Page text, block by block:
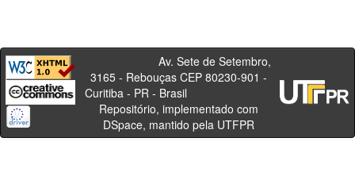
Av. Sete de Setembro,
3165 - Rebouças CEP 80230-901 -
Curitiba - PR - Brasil
Repositório, implementado com
DSpace, mantido pela UTFPR